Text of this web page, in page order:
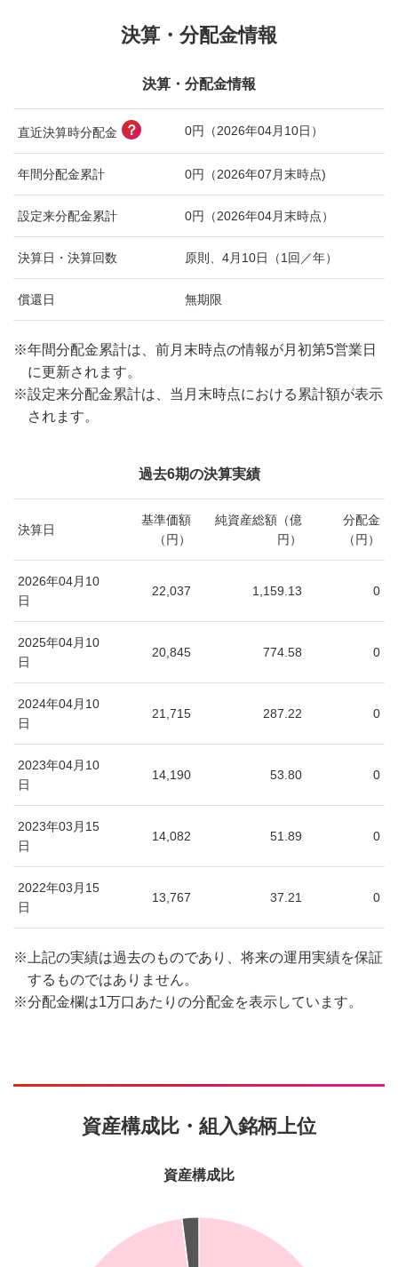
決算・分配金情報
決算・分配金情報
直近決算時分配金 ？ 0円（2026年04月10日）
年間分配金累計 0円（2026年07月末時点)
設定来分配金累計 0円（2026年04月末時点）
決算日・決算回数 原則、4月10日（1回／年）
償還日 無期限
※年間分配金累計は、前月末時点の情報が月初第5営業日
に更新されます。
※設定来分配金累計は、当月末時点における累計額が表示
されます。
過去6期の決算実績
決算日
基準価額
（円）
純資産総額（億
円）
分配金
（円）
2026年04月10
日
22,037 1,159.13 0
2025年04月10
日
20,845 774.58 0
2024年04月10
日
21,715 287.22 0
2023年04月10
日
14,190 53.80 0
2023年03月15
日
14,082 51.89 0
2022年03月15
日
13,767 37.21 0
※ 上記の実績は過去のものであり、将来の運用実績を保証
するものではありません。
※分配金欄は1万口あたりの分配金を表示しています。
資産構成比・組入銘柄上位
資産構成比